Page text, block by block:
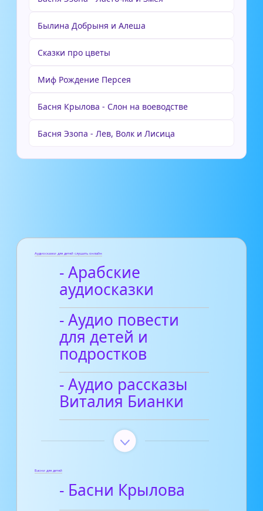
Былина Добрыня и Алеша
Сказки про цветы
Миф Рождение Персея
Басня Крылова - Слон на воеводстве
Басня Эзопа - Лев, Волк и Лисица
Аудиосказки для детей слушать онлайн
- Арабские
аудиосказки
- Аудио повести
для детей и
подростков
- Аудио рассказы
Виталия Бианки
Басни для детей
- Басни Крылова